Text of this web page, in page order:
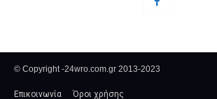
© Copyright -24wro.com.gr 2013-2023
Επικοινωνία Όροι χρήσης